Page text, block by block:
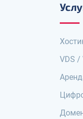
VDS /